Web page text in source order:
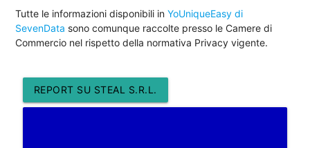
Tutte le informazioni disponibili inYoUniqueEasy di
SevenData sono comunque raccolte presso le Camere di
Commercio nel rispetto della normativa Privacy vigente.
REPORT SU STEAL S.R.L.